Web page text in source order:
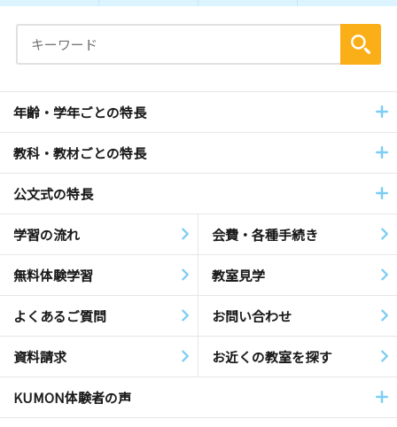
年齢・学年ごとの特長
教科・教材ごとの特長
公文式の特長
学習の流れ 会費・各種手続き
無料体験学習 教室見学
よくあるご質問 お問い合わせ
資料請求 お近くの教室を探す
KUMON体験者の声